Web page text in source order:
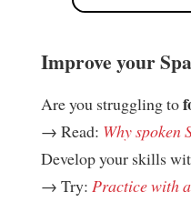
Improve your
Are you struggling to
→ Read: Why spoken
Develop your skills
→ Try: Practice with